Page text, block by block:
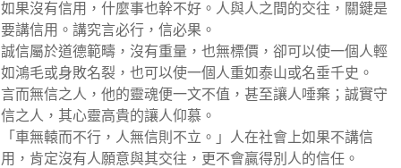
如果沒有信用，什麼事也幹不好。人與人之間的交往，關鍵是
要講信用。講究言必行，信必果。
誠信屬於道德範疇，沒有重量，也無標價，卻可以使一個人輕
如鴻毛或身敗名裂，也可以使一個人重如泰山或名垂千史。
言而無信之人，他的靈魂便一文不值，甚至讓人唾棄；誠實守
信之人，其心靈高貴的讓人仰慕。
「車無轅而不行，人無信則不立。」人在社會上如果不講信
用，肯定沒有人願意與其交往，更不會贏得別人的信任。